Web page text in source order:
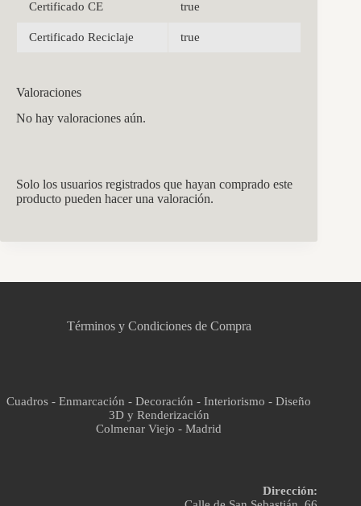
Certificado CE true
Certificado Reciclaje true
Valoraciones
No hay valoraciones aún.
Solo los usuarios registrados que hayan comprado este
producto pueden hacer una valoración.
Términos y Condiciones de Compra
Cuadros - Enmarcación - Decoración - Interiorismo - Diseño
3D y Renderización
Colmenar Viejo - Madrid
Dirección:
Asistente virtual · En línea